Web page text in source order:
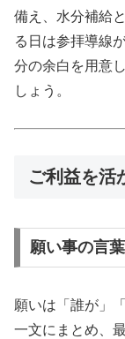
備え、水分補給
る日は参拝導線
分の余白を用意
しょう。
ご利益を活
願い事の言
願いは「誰が」
一文にまとめ、